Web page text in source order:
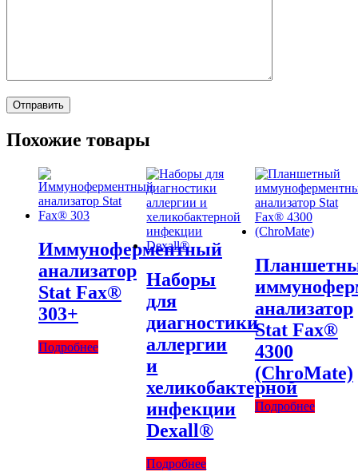
Похожие товары
Иммуноферментный
анализатор
Stat Fax®
303+
Подробнее
Наборы
для
диагностики
аллергии
и
хеликобактерной
инфекции
Dexall®
Подробнее
анализатор
Stat Fax®
4300
(ChroMate)
Подробнее